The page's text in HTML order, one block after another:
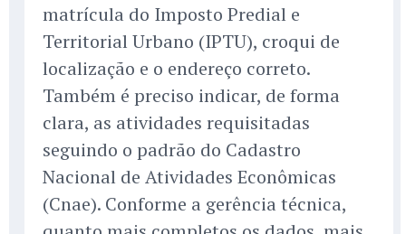
matrícula do Imposto Predial e
Territorial Urbano (IPTU), croqui de
localização e o endereço correto.
Também é preciso indicar, de forma
clara, as atividades requisitadas
seguindo o padrão do Cadastro
Nacional de Atividades Econômicas
(Cnae). Conforme a gerência técnica,